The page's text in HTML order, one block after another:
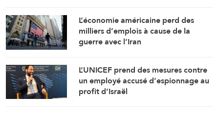
L’économie américaine perd des
milliers d’emplois à cause de la
guerre avec l’Iran
L’UNICEF prend des mesures contre
un employé accusé d’espionnage au
profit d’Israël